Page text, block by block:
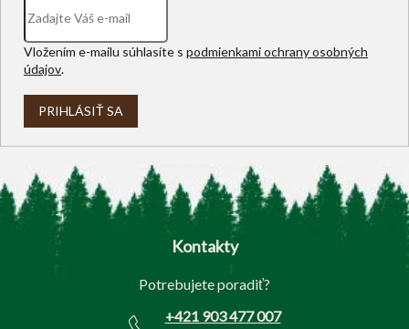
Vložením e-mailu súhlasíte s podmienkami ochrany osobných
údajov.
PRIHLÁSIŤ SA
Z
Kontakty
Potrebujete poradiť?
+421 903 477 007